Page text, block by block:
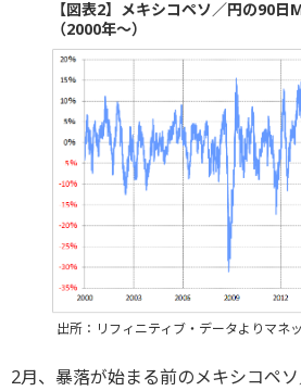
【図表2】メキシコペソ／円の90日
（2000年～）
出所：リフィニティブ・データよりマネ
2月、暴落が始まる前のメキシコペ